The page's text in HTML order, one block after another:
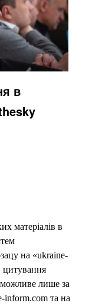
в
матеріалів в
на «ukraine-
цитування
можливе лише за
inform.com та на